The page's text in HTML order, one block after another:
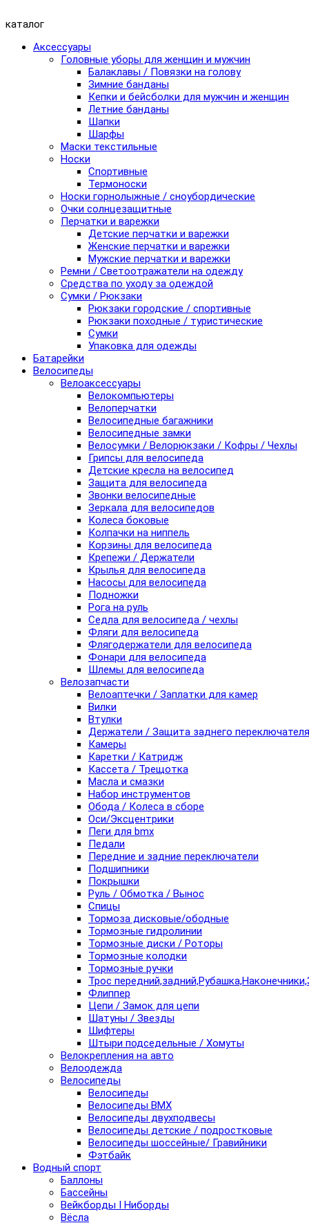
каталог
Аксессуары
Головные уборы для женщин и мужчин
Балаклавы / Повязки на голову
Зимние банданы
Кепки и бейсболки для мужчин и женщин
Летние банданы
Шапки
Шарфы
Маски текстильные
Носки
Спортивные
Термоноски
Носки горнолыжные / сноубордические
Очки солнцезащитные
Перчатки и варежки
Детские перчатки и варежки
Женские перчатки и варежки
Мужские перчатки и варежки
Ремни / Светоотражатели на одежду
Средства по уходу за одеждой
Сумки / Рюкзаки
Рюкзаки городские / спортивные
Рюкзаки походные / туристические
Сумки
Упаковка для одежды
Батарейки
Велосипеды
Велоаксессуары
Велокомпьютеры
Велоперчатки
Велосипедные багажники
Велосипедные замки
Велосумки / Велорюкзаки / Кофры / Чехлы
Грипсы для велосипеда
Детские кресла на велосипед
Защита для велосипеда
Звонки велосипедные
Зеркала для велосипедов
Колеса боковые
Колпачки на ниппель
Корзины для велосипеда
Крепежи / Держатели
Крылья для велосипеда
Насосы для велосипеда
Подножки
Рога на руль
Седла для велосипеда / чехлы
Фляги для велосипеда
Флягодержатели для велосипеда
Фонари для велосипеда
Шлемы для велосипеда
Велозапчасти
Велоаптечки / Заплатки для камер
Вилки
Втулки
Держатели / Защита заднего переключателя
Камеры
Каретки / Катридж
Кассета / Трещотка
Масла и смазки
Набор инструментов
Обода / Колеса в сборе
Оси/Эксцентрики
Пеги для bmx
Педали
Передние и задние переключатели
Подшипники
Покрышки
Руль / Обмотка / Вынос
Спицы
Тормоза дисковые/ободные
Тормозные гидролинии
Тормозные диски / Роторы
Тормозные колодки
Тормозные ручки
Трос
Флиппер
Цепи / Замок для цепи
Шатуны / Звезды
Шифтеры
Штыри подседельные / Хомуты
Велокрепления на авто
Велоодежда
Велосипеды
Велосипеды
Велосипеды BMX
Велосипеды двухподвесы
Велосипеды детские / подростковые
Велосипеды шоссейные/ Гравийники
Фэтбайк
Водный спорт
Баллоны
Бассейны
Вейкборды I Ниборды
Вёсла